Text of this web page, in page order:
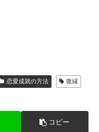
恋愛成就の方法
復縁
コピー